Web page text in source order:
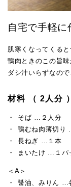
自宅で手軽
肌寒くなってくる
鴨肉ときのこの旨味
ダシ汁いらずなので
材料 （ 2人分 ）
そば …２人分
鴨むね肉薄切り
長ねぎ …１本
まいたけ …１パ
＜A＞
醤油、みりん …